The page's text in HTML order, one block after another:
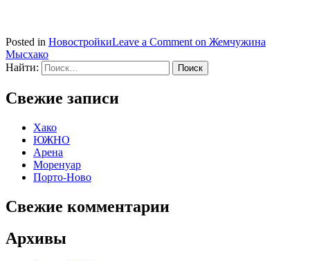
Posted in НовостройкиLeave a Comment on Жемчужина
Мысхако
Найти:
Свежие записи
Хако
ЮЖНО
Арена
Моренуар
Порто-Ново
Свежие комментарии
Архивы